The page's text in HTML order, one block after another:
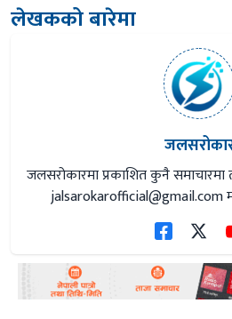
लेखकको बारेमा
जलसरोकारमा प्रकाशित कुनै समाचारमा
jalsarokarofficial@gmail.com